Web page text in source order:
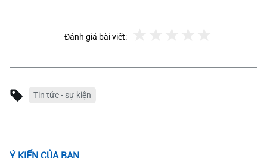
Đánh giá bài viết:
Tin tức - sự kiện
Ý KIẾN CỦA BẠN